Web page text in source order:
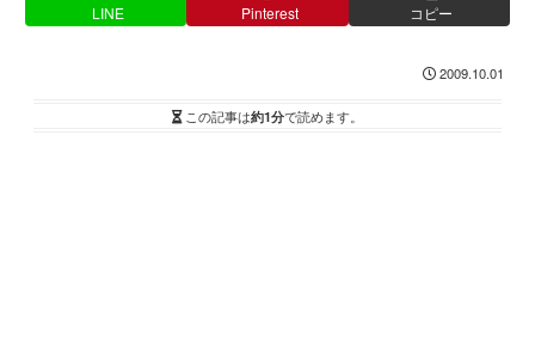
LINE Pinterest コピー
2009.10.01
この記事は約1分で読めます。